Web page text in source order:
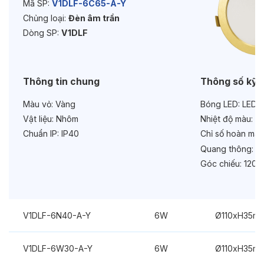
Tuổi thọ:>30000h
Bảo hành:2 năm
Mã SP: V1DLF-6C65-A-Y
Chủng loại: Đèn âm trần
Dòng SP: V1DLF
Thông tin chung
Màu vỏ: Vàng
Vật liệu: Nhôm
Chuẩn IP: IP40
Thông số kỹ
Bóng LED:
Nhiệt độ màu:
Chỉ số hoàn
Quang thông:
Góc chiếu: 120°
V1DLF-6N40-A-Y 6W
V1DLF-6W30-A-Y 6W